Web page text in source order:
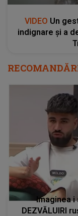
VIDEO Un
indignare și a
Imaginea i
DEZVĂLUIRI